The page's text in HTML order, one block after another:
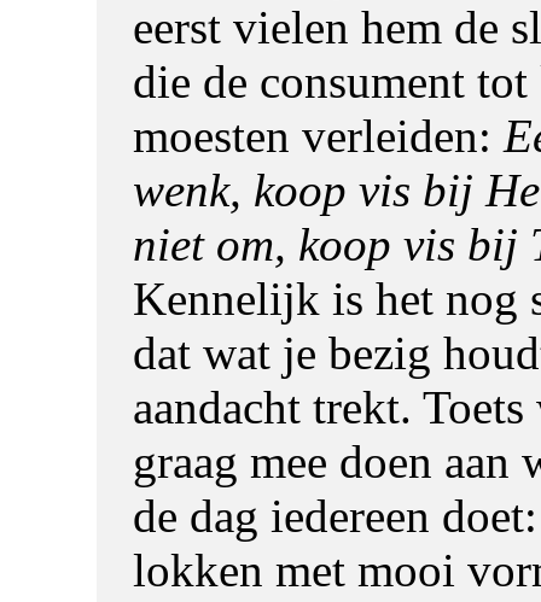
eerst vielen hem de
die de consument
moesten verleiden:
wenk, koop vis bij
niet om, koop vis bij
Kennelijk is het nog
dat wat je bezig
aandacht trekt.
graag mee doen aan
de dag iedereen
lokken met mooi